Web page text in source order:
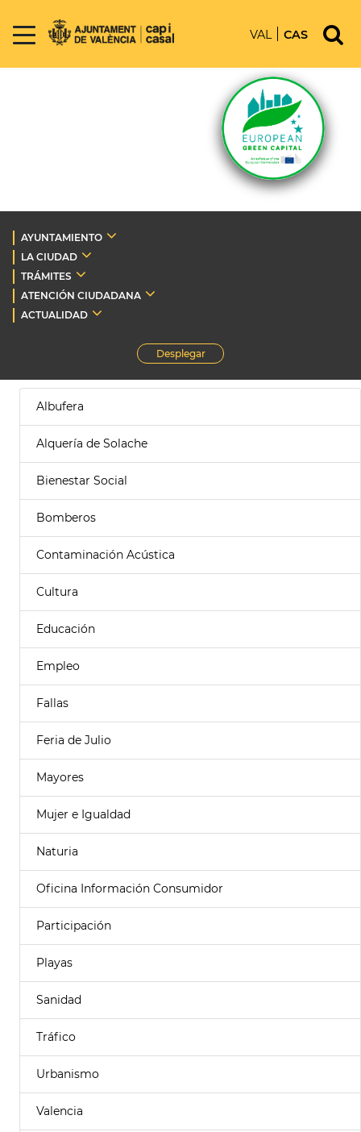
VAL CAS
AYUNTAMIENTO
LA CIUDAD
TRÁMITES
ATENCIÓN CIUDADANA
ACTUALIDAD
Desplegar
Albufera
Alquería de Solache
Bienestar Social
Bomberos
Contaminación Acústica
Cultura
Educación
Empleo
Fallas
Feria de Julio
Mayores
Mujer e Igualdad
Naturia
Oficina Información Consumidor
Participación
Playas
Sanidad
Tráfico
Urbanismo
Valencia